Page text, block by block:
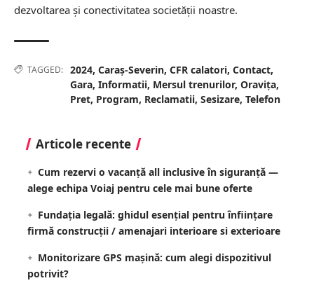
dezvoltarea și conectivitatea societății noastre.
TAGGED: 2024, Caraș-Severin, CFR calatori, Contact,
Gara, Informatii, Mersul trenurilor, Oravița,
Pret, Program, Reclamatii, Sesizare, Telefon
Articole recente
Cum rezervi o vacanță all inclusive în siguranță —
alege echipa Voiaj pentru cele mai bune oferte
Fundația legală: ghidul esențial pentru înființare
firmă construcții / amenajari interioare si exterioare
Monitorizare GPS mașină: cum alegi dispozitivul
potrivit?